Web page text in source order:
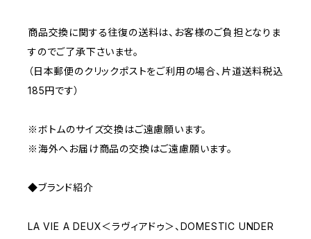
商品交換に関する往復の送料は、お客様のご負担となりま
すのでご了承下さいませ。
（日本郵便のクリックポストをご利用の場合、片道送料税込
185円です）
※ボトムのサイズ交換はご遠慮願います。
※海外へお届け商品の交換はご遠慮願います。
◆ブランド紹介
LA VIE A DEUX＜ラヴィアドゥ＞、DOMESTIC UNDER